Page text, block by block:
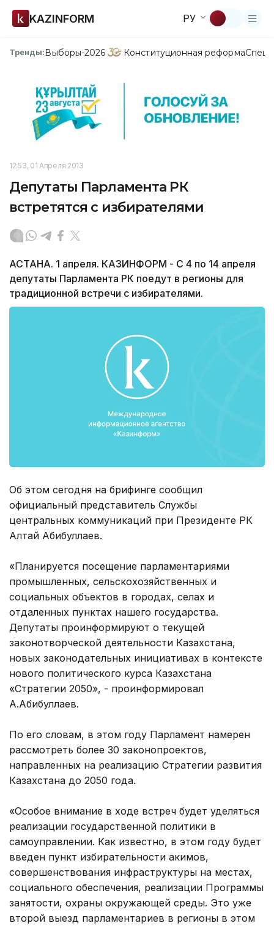
KAZINFORM РУ
Тренды:Выборы-2026 Конституционная реформа
12:53, 01 Апреля 2013
Депутаты Парламента РК
встретятся с избирателями
АСТАНА. 1 апреля. КАЗИНФОРМ - С 4 по 14 апреля
депутаты Парламента РК поедут в регионы для
традиционной встречи с избирателями.
Об этом сегодня на брифинге сообщил
официальный представитель Службы
центральных коммуникаций при Президенте РК
Алтай Абибуллаев.
«Планируется посещение парламентариями
промышленных, сельскохозяйственных и
социальных объектов в городах, селах и
отдаленных пунктах нашего государства.
Депутаты проинформируют о текущей
законотворческой деятельности Казахстана,
новых законодательных инициативах в контексте
нового политического курса Казахстана
«Стратегии 2050», - проинформировал
А.Абибуллаев.
По его словам, в этом году Парламент намерен
рассмотреть более 30 законопроектов,
направленных на реализацию Стратегии развития
Казахстана до 2050 года.
«Особое внимание в ходе встреч будет уделяться
реализации государственной политики в
самоуправлении. Как известно, в этом году будет
введен пункт избирательности акимов,
совершенствования инфраструктуры на местах,
социального обеспечения, реализации Программы
занятости, охраны окружающей среды. Это уже
второй выезд парламентариев в регионы в этом